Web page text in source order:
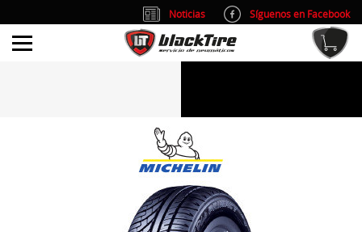
Noticias
Síguenos en Facebook
info@blacktire.es
Atención al cliente: L/V 9:00-14:00 y 15:00-19:00